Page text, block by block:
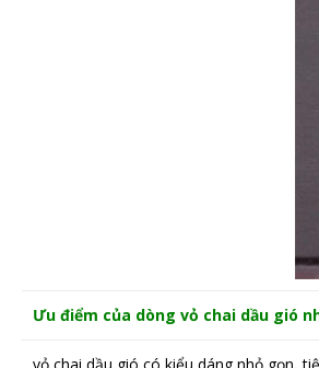
Ưu điểm của dòng vỏ chai dầu gió
vỏ chai dầu gió có kiểu dáng nhỏ gọn,